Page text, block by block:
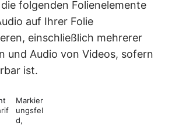
folgenden Folienelemente
auf Ihrer Folie
einschließlich mehrerer
und Audio von Videos, sofern
ist.
Markier
ungsfel
d,